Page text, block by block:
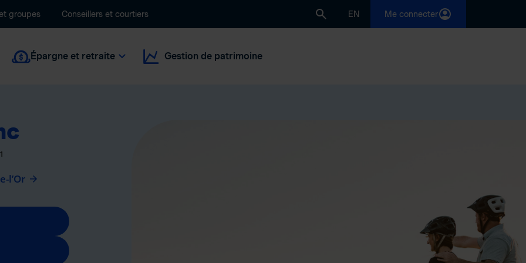
groupes Conseillers et courtiers EN Me connecter
Épargne et retraite Gestion de patrimoine
1
l’Or